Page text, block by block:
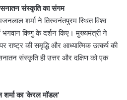
सनातन संस्कृति का संगम
शर्मा ने तिरुवनंतपुरम स्थित विश्व
भगवान विष्णु के दर्शन किए। मुख्यमंत्री ने
राष्ट्र की समृद्धि और आध्यात्मिक उत्कर्ष की
संस्कृति ही उत्तर और दक्षिण को एक
का 'केरल मॉडल'